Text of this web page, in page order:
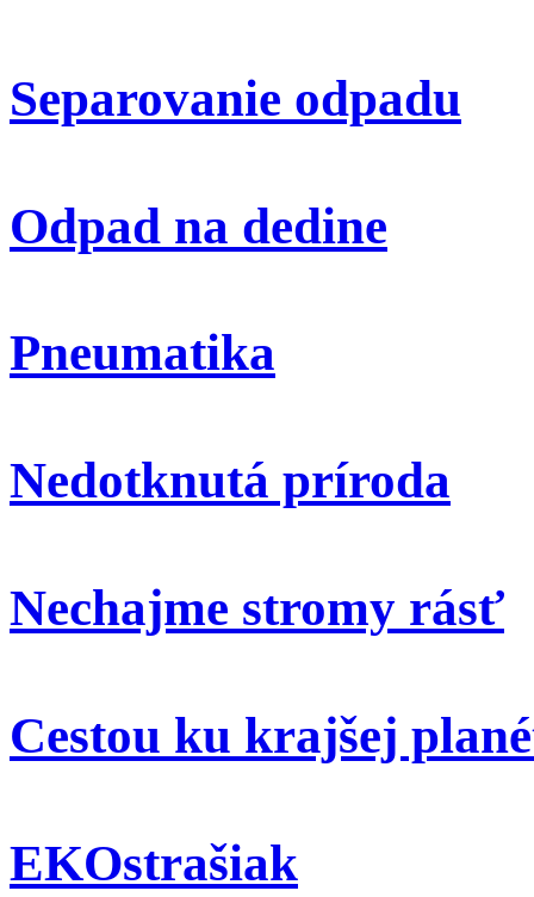
Separovanie odpadu
Odpad na dedine
Pneumatika
Nedotknutá príroda
Nechajme stromy rásť
Cestou ku krajšej
EKOstrašiak